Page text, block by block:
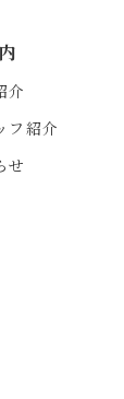
介
フ紹介
せ